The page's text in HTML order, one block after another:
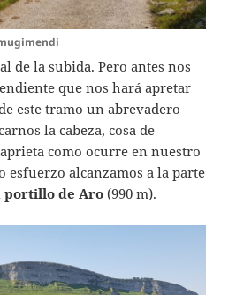
de la subida. Pero antes nos
que nos hará apretar
este tramo un abrevadero
la cabeza, cosa de
como ocurre en nuestro
esfuerzo alcanzamos a la parte
portillo de Aro (990 m).